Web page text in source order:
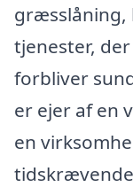
græsslåning,
tjenester,
forbliver
er ejer af en
en